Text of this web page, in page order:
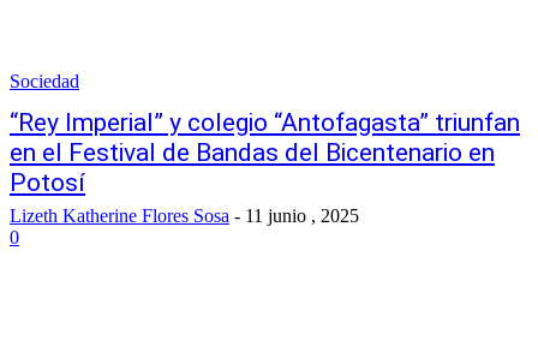
Sociedad
“Rey Imperial” y colegio “Antofagasta” triunfan
en el Festival de Bandas del Bicentenario en
Potosí
Lizeth Katherine Flores Sosa - 11 junio , 2025
0